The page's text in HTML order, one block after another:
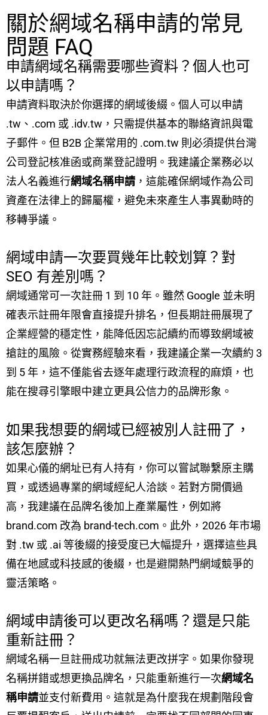
關於網域名稱申請的常見
問題 FAQ
申請網域名稱需要哪些資料？個人也可
以申請嗎？
申請資料取決於你選擇的網域後綴。個人可以申請
.tw、.com 或 .idv.tw，只需提供基本的聯絡資訊與電
子郵件。但 B2B 企業常用的 .com.tw 則必須提供台灣
公司登記核准函或商業登記證明。我建議企業務必以
法人名義進行網域名稱申請 ，這能確保網域作為公司
資產在法律上的歸屬權，避免未來產生人事異動時的
移轉爭議。
網域申請一次要買幾年比較划算？對
SEO 有差別嗎？
網域通常可一次註冊 1 到 10 年。雖然 Google 並未明
確表示註冊年限會直接提升排名，但長期註冊展現了
企業經營的穩定性，能降低因忘記續約而導致網域被
搶註的風險。從實務經驗來看，我建議企業一次續約 3
到 5 年，這不僅能省去逐年處理行政流程的麻煩，也
能在搜尋引擎眼中建立更具公信力的品牌形象。
如果我想要的網域已經被別人註冊了，
該怎麼辦？
如果心儀的網址已有人持有，你可以嘗試聯繫原主購
買，或透過專業的網域經紀人洽談。若對方開價過
高，我建議在品牌名後加上產業屬性，例如將
brand.com 改為 brand-tech.com。此外，2026 年市場
對 .tw 或 .ai 等後綴的接受度已大幅提升，選擇這些具
備在地感或科技感的後綴，也是避開熱門網域競爭的
靈活策略。
網域申請後可以更改名稱嗎？還是只能
重新註冊？
網域名稱一旦註冊成功就無法更改拼字。如果你發現
名稱拼錯或想更換品牌名，只能重新進行一次網域名
稱申請並支付新費用。這就是為什麼我在規劃階段會